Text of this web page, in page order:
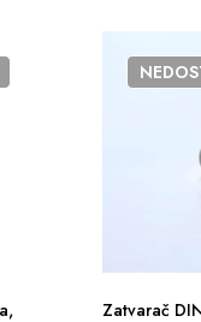
Zatvarač